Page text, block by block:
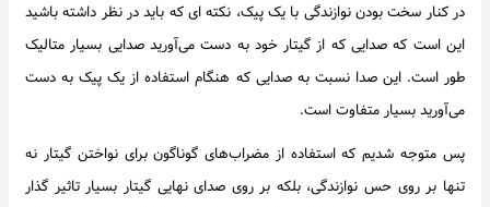
در کنار سخت بودن نوازندگی با یک پیک، نکته ای که باید در نظر داشته باشید
این است که صدایی که از گیتار خود به دست می‌آورید صدایی بسیار متالیک
طور است. این صدا نسبت به صدایی که هنگام استفاده از یک پیک به دست
می‌آورید بسیار متفاوت است.
پس متوجه شدیم که استفاده از مضراب‌های گوناگون برای نواختن گیتار نه
تنها بر روی حس نوازندگی، بلکه بر روی صدای نهایی گیتار بسیار تاثیر گذار